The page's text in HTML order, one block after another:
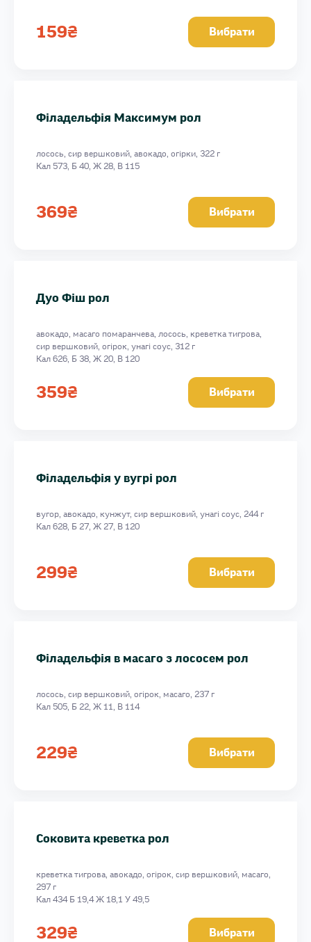
159₴ Вибрати
Філадельфія Максимум рол
лосось, сир вершковий, авокадо, огірки, 322 г
Кал 573, Б 40, Ж 28, В 115
369₴ Вибрати
Дуо Фіш рол
авокадо, масаго помаранчева, лосось, креветка тигрова,
сир вершковий, огірок, унагі соус, 312 г
Кал 626, Б 38, Ж 20, В 120
359₴ Вибрати
Філадельфія у вугрі рол
вугор, авокадо, кунжут, сир вершковий, унагі соус, 244 г
Кал 628, Б 27, Ж 27, В 120
299₴ Вибрати
Філадельфія в масаго з лососем рол
лосось, сир вершковий, огірок, масаго, 237 г
Кал 505, Б 22, Ж 11, В 114
229₴ Вибрати
Соковита креветка рол
креветка тигрова, авокадо, огірок, сир вершковий, масаго,
297 г
Кал 434 Б 19,4 Ж 18,1 У 49,5
329₴ Вибрати